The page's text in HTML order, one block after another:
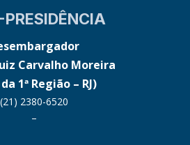
Carvalho Moreira
1ª Região – RJ)
(21) 2380-6520
–